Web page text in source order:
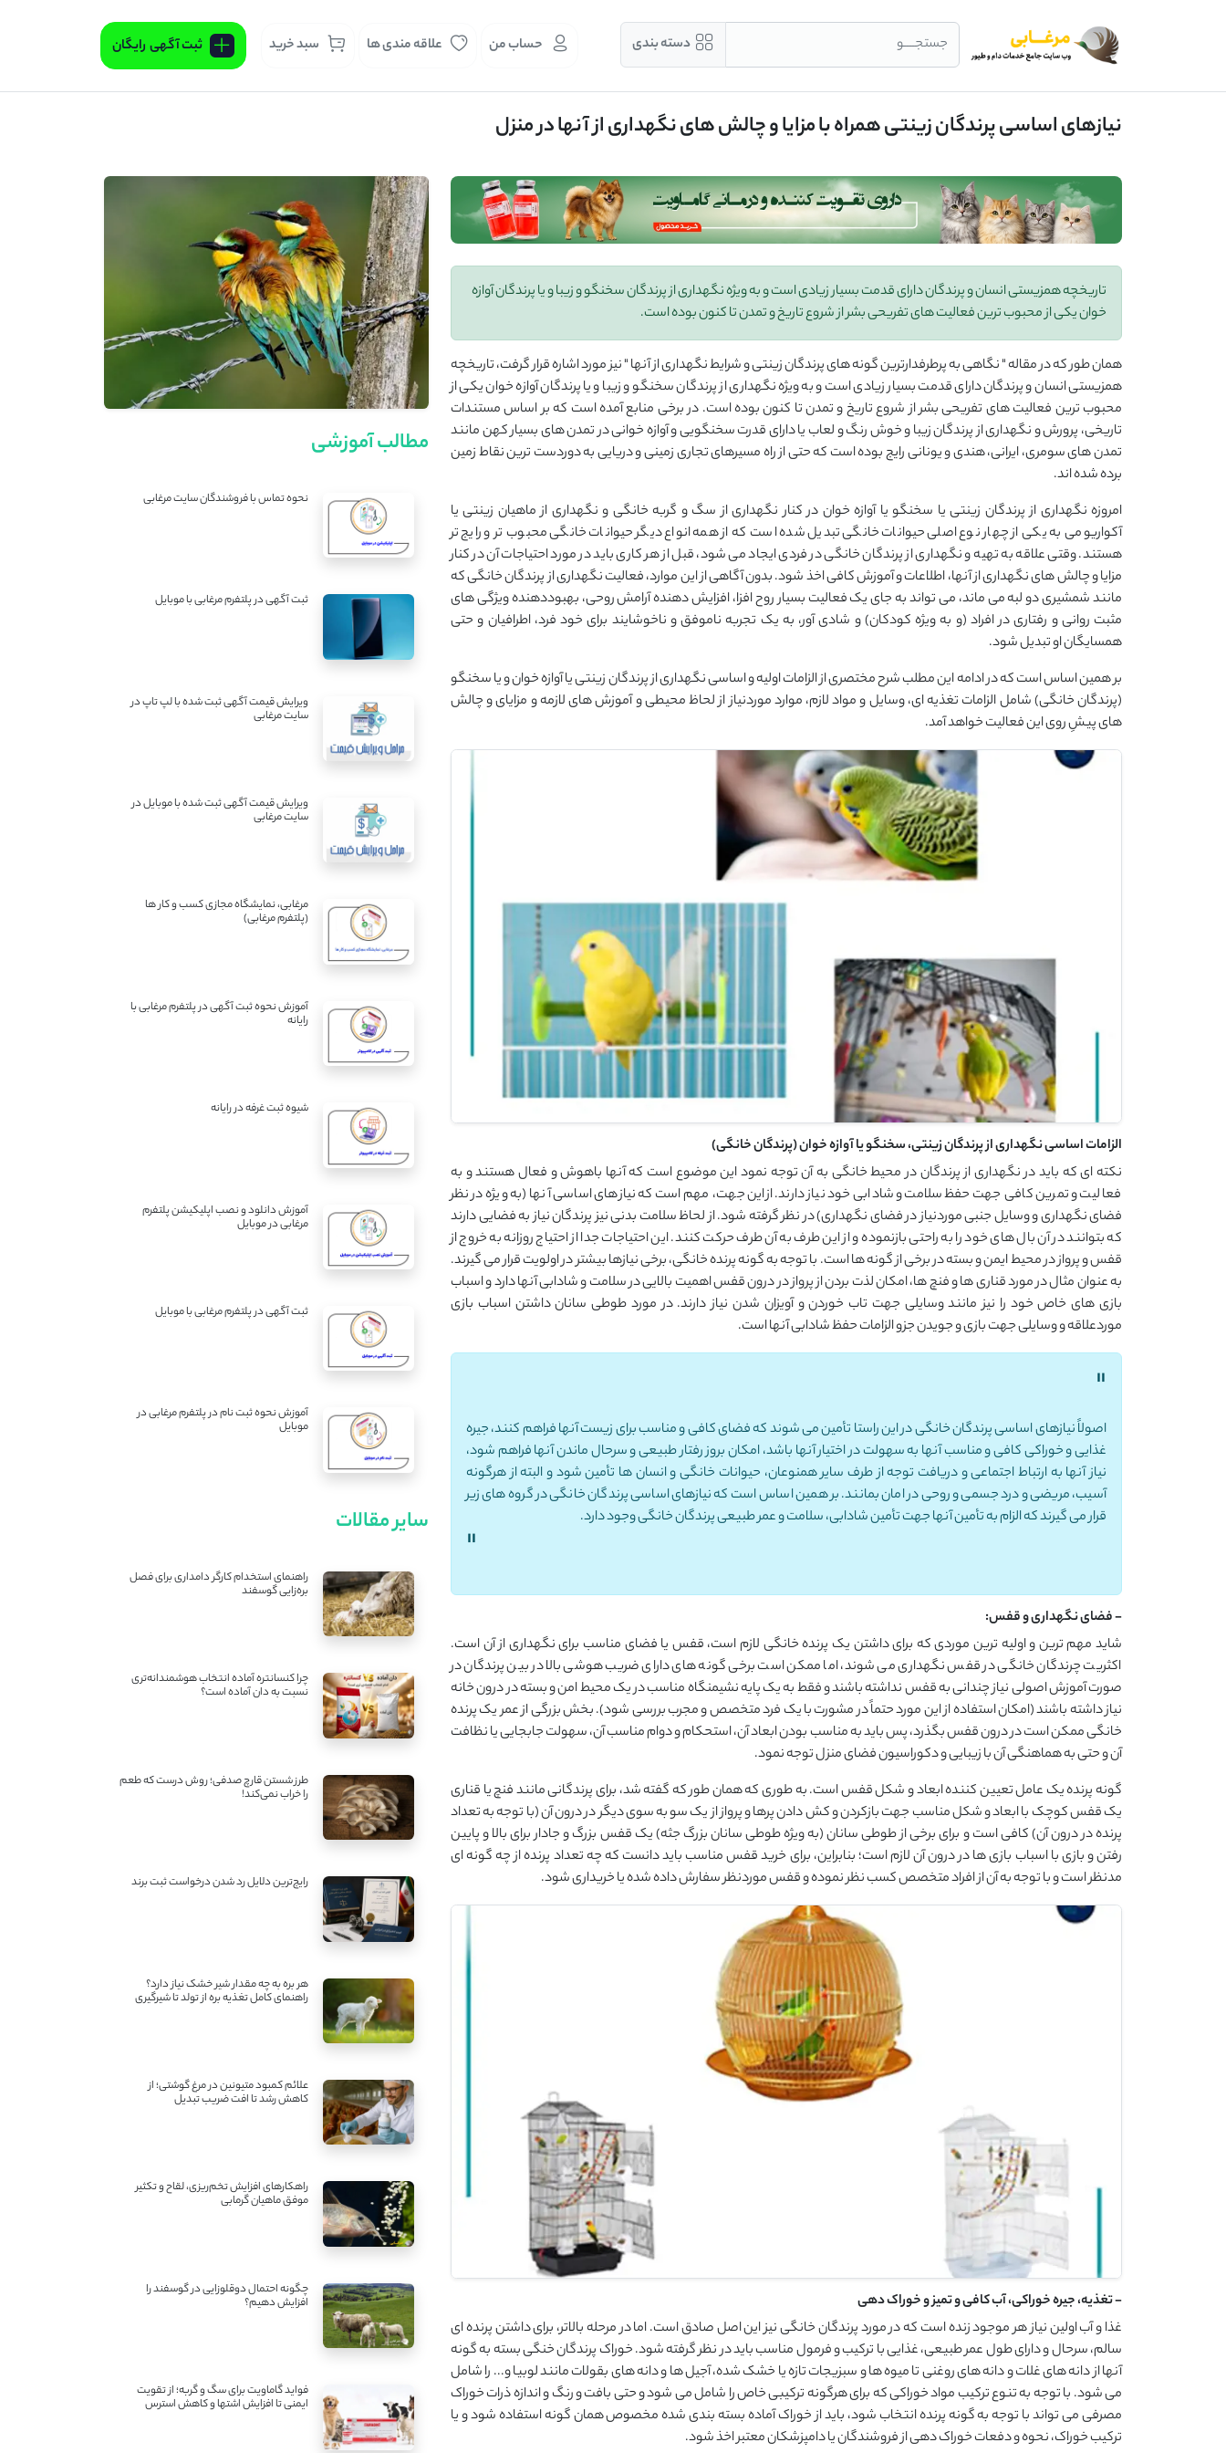
جستجــــو دسته بندی حساب من علاقه مندی ها سبد خرید ثبت آگهی رایگان
نیازهای اساسی پرندگان زینتی همراه با مزایا و چالش های نگهداری از آنها در منزل
تاریخچه همزیستی انسان و پرندگان دارای قدمت بسیار زیادی است و به ویژه نگهداری از پرندگان سخنگو و زیبا و یا پرندگان آوازه
خوان یکی از محبوب ترین فعالیت های تفریحی بشر از شروع تاریخ و تمدن تا کنون بوده است.
همان طور که در مقاله " نگاهی به پرطرفدارترین گونه های پرندگان زینتی و شرایط نگهداری از آنها " نیز مورد اشاره قرار گرفت، تاریخچه
همزیستی انسان و پرندگان دارای قدمت بسیار زیادی است و به ویژه نگهداری از پرندگان سخنگو و زیبا و یا پرندگان آوازه خوان یکی از
محبوب ترین فعالیت های تفریحی بشر از شروع تاریخ و تمدن تا کنون بوده است. در برخی منابع آمده است که بر اساس مستندات
تاریخی، پرورش و نگهداری از پرندگان زیبا و خوش رنگ و لعاب یا دارای قدرت سخنگویی و آوازه خوانی در تمدن های بسیار کهن مانند
تمدن های سومری، ایرانی، هندی و یونانی رایج بوده است که حتی از راه مسیرهای تجاری زمینی و دریایی به دوردست ترین نقاط زمین
برده شده اند.
امروزه نگهداری از پرندگان زینتی یا سخنگو یا آوازه خوان در کنار نگهداری از سگ و گربه خانگی و نگهداری از ماهیان زینتی یا
آکواریومی به یکی از چهار نوع اصلی حیوانات خانگی تبدیل شده است که از همه انواع دیگر حیوانات خانگی محبوب تر و رایج تر
هستند. وقتی علاقه به تهیه و نگهداری از پرندگان خانگی در فردی ایجاد می شود، قبل از هر کاری باید در مورد احتیاجات آن در کنار
مزایا و چالش های نگهداری از آنها، اطلاعات و آموزش کافی اخذ شود. بدون آگاهی از این موارد، فعالیت نگهداری از پرندگان خانگی که
مانند شمشیری دو لبه می ماند، می تواند به جای یک فعالیت بسیار روح افزا، افزایش دهنده آرامش روحی، بهبوددهنده ویژگی های
مثبت روانی و رفتاری در افراد (و به ویژه کودکان) و شادی آور، به یک تجربه ناموفق و ناخوشایند برای خود فرد، اطرافیان و حتی
همسایگان او تبدیل شود.
بر همین اساس است که در ادامه این مطلب شرح مختصری از الزامات اولیه و اساسی نگهداری از پرندگان زینتی یا آوازه خوان و یا سخنگو
(پرندگان خانگی) شامل الزامات تغذیه ای، وسایل و مواد لازم، موارد موردنیاز از لحاظ محیطی و آموزش های لازمه و مزایای و چالش
های پیشِ روی این فعالیت خواهد آمد.
الزامات اساسی نگهداری از پرندگان زینتی، سخنگو یا آوازه خوان (پرندگان خانگی)
نکته ای که باید در نگهداری از پرندگان در محیط خانگی به آن توجه نمود این موضوع است که آنها باهوش و فعال هستند و به
فعالیت و تمرین کافی جهت حفظ سلامت و شادابی خود نیاز دارند. ازاین جهت، مهم است که نیازهای اساسی آنها (به ویژه در نظر
فضای نگهداری و وسایل جنبی موردنیاز در فضای نگهداری) در نظر گرفته شود. از لحاظ سلامت بدنی نیز پرندگان نیاز به فضایی دارند
که بتوانند در آن بال های خود را به راحتی بازنموده و از این طرف به آن طرف حرکت کنند. این احتیاجات جدا از احتیاج روزانه به خروج از
قفس و پرواز در محیط ایمن و بسته در برخی از گونه ها است. با توجه به گونه پرنده خانگی، برخی نیازها بیشتر در اولویت قرار می گیرند.
به عنوان مثال در مورد قناری ها و فنچ ها، امکان لذت بردن از پرواز در درون قفس اهمیت بالایی در سلامت و شادابی آنها دارد و اسباب
بازی های خاص خود را نیز مانند وسایلی جهت تاب خوردن و آویزان شدن نیاز دارند. در مورد طوطی سانان داشتن اسباب بازی
موردعلاقه و وسایلی جهت بازی و جویدن جزو الزامات حفظ شادابی آنها است.
"
اصولاً نیازهای اساسی پرندگان خانگی در این راستا تأمین می شوند که فضای کافی و مناسب برای زیست آنها فراهم کنند، جیره
غذایی و خوراکی کافی و مناسب آنها به سهولت در اختیار آنها باشد، امکان بروز رفتار طبیعی و سرحال ماندن آنها فراهم شود،
نیاز آنها به ارتباط اجتماعی و دریافت توجه از طرف سایر همنوعان، حیوانات خانگی و انسان ها تأمین شود و البته از هرگونه
آسیب، مریضی و درد جسمی و روحی در امان بمانند. بر همین اساس است که نیازهای اساسی پرندگان خانگی در گروه های زیر
قرار می گیرند که الزام به تأمین آنها جهت تأمین شادابی، سلامت و عمر طبیعی پرندگان خانگی وجود دارد.
"
- فضای نگهداری و قفس:
شاید مهم ترین و اولیه ترین موردی که برای داشتن یک پرنده خانگی لازم است، قفس یا فضای مناسب برای نگهداری از آن است.
اکثریت چرندگان خانگی در قفس نگهداری می شوند، اما ممکن است برخی گونه های دارای ضریب هوشی بالا در بین پرندگان در
صورت آموزش اصولی نیاز چندانی به قفس نداشته باشند و فقط به یک پایه نشیمنگاه مناسب در یک محیط امن و بسته در درون خانه
نیاز داشته باشند (امکان استفاده از این مورد حتماً در مشورت با یک فرد متخصص و مجرب بررسی شود). بخش بزرگی از عمر یک پرنده
خانگی ممکن است در درون قفس بگذرد، پس باید به مناسب بودن ابعاد آن، استحکام و دوام مناسب آن، سهولت جابجایی یا نظافت
آن و حتی به هماهنگی آن با زیبایی و دکوراسیون فضای منزل توجه نمود.
گونه پرنده یک عامل تعیین کننده ابعاد و شکل قفس است. به طوری که همان طور که گفته شد، برای پرندگانی مانند فنچ یا قناری
یک قفس کوچک با ابعاد و شکل مناسب جهت بازکردن و کش دادن پرها و پرواز از یک سو به سوی دیگر در درون آن (با توجه به تعداد
پرنده در درون آن) کافی است و برای برخی از طوطی سانان (به ویژه طوطی سانان بزرگ جثه) یک قفس بزرگ و جادار برای بالا و پایین
رفتن و بازی با اسباب بازی ها در درون آن لازم است؛ بنابراین، برای خرید قفس مناسب باید دانست که چه تعداد پرنده از چه گونه ای
مدنظر است و با توجه به آن از افراد متخصص کسب نظر نموده و قفس موردنظر سفارش داده شده یا خریداری شود.
- تغذیه، جیره خوراکی، آب کافی و تمیز و خوراک دهی
غذا و آب اولین نیاز هر موجود زنده است که در مورد پرندگان خانگی نیز این اصل صادق است. اما در مرحله بالاتر، برای داشتن پرنده ای
سالم، سرحال و دارای طول عمر طبیعی، غذایی با ترکیب و فرمول مناسب باید در نظر گرفته شود. خوراک پرندگان خنگی بسته به گونه
آنها از دانه های غلات و دانه های روغنی تا میوه ها و سبزیجات تازه یا خشک شده، آجیل ها و دانه های بقولات مانند لوبیا و... را شامل
می شود. با توجه به تنوع ترکیب مواد خوراکی که برای هرگونه ترکیبی خاص را شامل می شود و حتی بافت و رنگ و اندازه ذرات خوراک
مصرفی می تواند با توجه به گونه پرنده انتخاب شود، باید از خوراک آماده بسته بندی شده مخصوص همان گونه استفاده شود و یا
ترکیب خوراک، نحوه و دفعات خوراک دهی از فروشندگان یا دامپزشکان معتبر اخذ شود.
مطالب آموزشی
نحوه تماس با فروشندگان سایت مرغابی
ثبت آگهی در پلتفرم مرغابی با موبایل
ویرایش قیمت آگهی ثبت شده با لپ تاپ در
سایت مرغابی
ویرایش قیمت آگهی ثبت شده با موبایل در
سایت مرغابی
مرغابی، نمایشگاه مجازی کسب و کار ها
(پلتفرم مرغابی)
آموزش نحوه ثبت آگهی در پلتفرم مرغابی با
رایانه
شیوه ثبت غرفه در رایانه
آموزش دانلود و نصب اپلیکیشن پلتفرم
مرغابی در موبایل
ثبت آگهی در پلتفرم مرغابی با موبایل
آموزش نحوه ثبت نام در پلتفرم مرغابی در
موبایل
سایر مقالات
راهنمای استخدام کارگر دامداری برای فصل
بره‌زایی گوسفند
چرا کنسانتره آماده انتخاب هوشمندانه‌تری
نسبت به دان آماده است؟
طرز شستن قارچ صدفی؛ روش درست که طعم
را خراب نمی‌کند!
رایج‌ترین دلایل رد شدن درخواست ثبت برند
هر بره به چه مقدار شیر خشک نیاز دارد؟
راهنمای کامل تغذیه بره از تولد تا شیرگیری
علائم کمبود متیونین در مرغ گوشتی؛ از
کاهش رشد تا افت ضریب تبدیل
راهکارهای افزایش تخم‌ریزی، لقاح و تکثیر
موفق ماهیان گرمابی
چگونه احتمال دوقلوزایی در گوسفند را
افزایش دهیم؟
فواید گاماویت برای سگ و گربه؛ از تقویت
ایمنی تا افزایش اشتها و کاهش استرس